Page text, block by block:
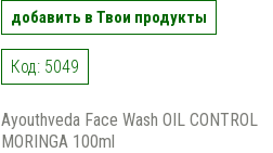
добавить в Твои продукты
Код: 5049
Ayouthveda Face Wash OIL CONTROL
MORINGA 100ml